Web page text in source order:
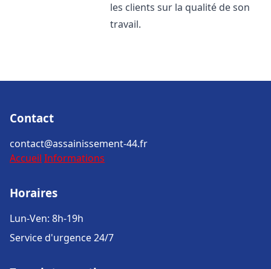
les clients sur la qualité de son
travail.
Contact
contact@assainissement-44.fr
Accueil Informations
Horaires
Lun-Ven: 8h-19h
Service d'urgence 24/7